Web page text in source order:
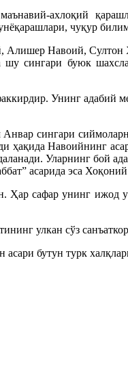
ахлоқий
чуқур
Навоий,
сингари буюк
Унинг адабий
сингари
Навоийнинг
Уларнинг бой
асарида эса Хоқоний
сафар унинг ижод
улкан сўз
бутун турк